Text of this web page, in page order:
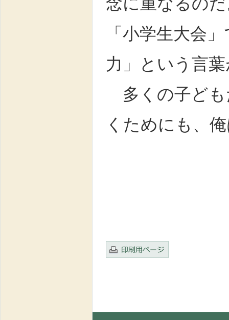
「小学生大会
力」という言
多くの子ども
くためにも、